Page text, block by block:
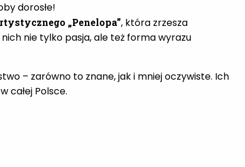
dorosłe!
„Penelopa”, która zrzesza
nie tylko pasja, ale też forma wyrazu
– zarówno to znane, jak i mniej oczywiste. Ich
całej Polsce.